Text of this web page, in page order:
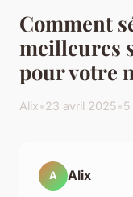
Comment
meilleures
pour votre
Alix•23 avril 2025•
A Alix